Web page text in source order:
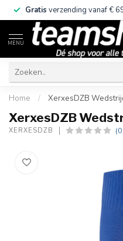
Gratis verzending vanaf €
MENU
Home / XerxesDZB
XerxesDZB
XERXESDZB